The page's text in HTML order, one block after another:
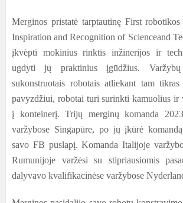
Merginos pristatė tarptautinę First
Inspiration and Recognition of Scienceand
įkvėpti mokinius rinktis inžinerijos ir
ugdyti jų praktinius įgūdžius.
sukonstruotais robotais atliekant tam
pavyzdžiui, robotai turi surinkti kamuolius ir
į konteinerį. Trijų merginų komanda
varžybose Singapūre, po jų įkūrė
savo FB puslapį. Komanda Italijoje
Rumunijoje varžėsi su stipriausiomis
dalyvavo kvalifikacinėse varžybose